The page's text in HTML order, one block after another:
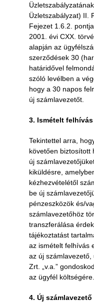
Üzletszabályzat) II.
Fejezet 1.6.2.
2001. évi CXX.
alapján az
szerződések 30
határidővel
szóló levélben a
hogy a 30 napos
új számlavezetőt.
3. Ismételt
Tekintettel arra,
követően biztosított
új
kiküldésre,
kézhezvételétől
be új
pénzeszközök és/
számlavezetőhöz
transzferálása
tájékoztatást
az ismételt felhívás
az új
Zrt. „v.a.”
az ügyfél költségére.
4. Új